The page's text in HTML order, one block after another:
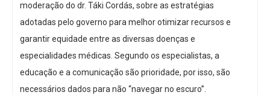
moderação do dr. Táki Cordás, sobre as estratégias
adotadas pelo governo para melhor otimizar recursos e
garantir equidade entre as diversas doenças e
especialidades médicas. Segundo os especialistas, a
educação e a comunicação são prioridade, por isso, são
necessários dados para não “navegar no escuro”.